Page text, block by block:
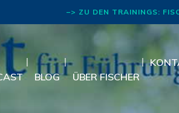
–> ZU DEN TRAININGS:
BLOG ÜBER FISCHER